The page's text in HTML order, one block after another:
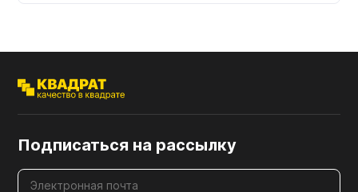
Подписаться на рассылку